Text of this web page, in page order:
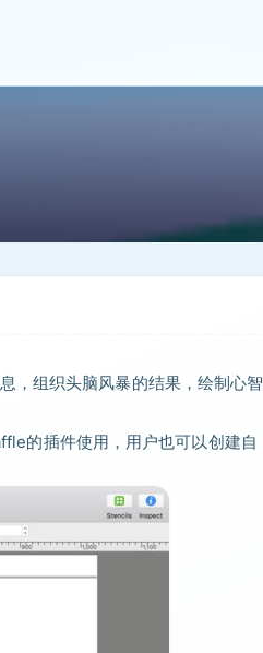
，组织头脑风暴的结果，绘制心智
的插件使用，用户也可以创建自